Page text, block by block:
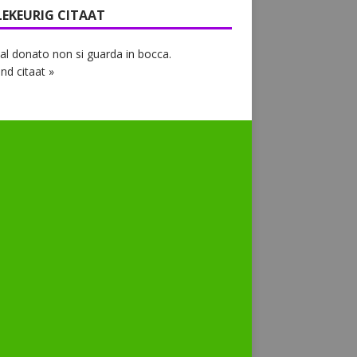
CITAAT
donato non si guarda in bocca.
citaat »